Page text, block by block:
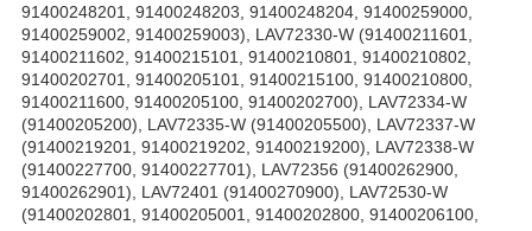
91400248201, 91400248203, 91400248204, 91400259000,
91400259002, 91400259003), LAV72330-W (91400211601,
91400211602, 91400215101, 91400210801, 91400210802,
91400202701, 91400205101, 91400215100, 91400210800,
91400211600, 91400205100, 91400202700), LAV72334-W
(91400205200), LAV72335-W (91400205500), LAV72337-W
(91400219201, 91400219202, 91400219200), LAV72338-W
(91400227700, 91400227701), LAV72356 (91400262900,
91400262901), LAV72401 (91400270900), LAV72530-W
(91400202801, 91400205001, 91400202800, 91400206100,